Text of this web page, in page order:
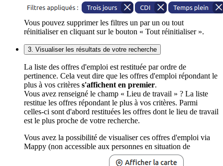
Vous pouvez supprimer les filtres un par un ou tout
réinitialiser en cliquant sur le bouton « Tout réinitialiser ».
3. Visualiser les résultats de votre recherche
La liste des offres d'emploi est restituée par ordre de
pertinence. Cela veut dire que les offres d'emploi répondant le
plus à vos critères s'affichent en premier.
Vous avez renseigné le champ « Lieu de travail » ? La liste
restitue les offres répondant le plus à vos critères. Parmi
celles-ci sont d'abord restituées les offres dont le lieu de travail
est le plus proche de votre recherche.
Vous avez la possibilité de visualiser ces offres d'emploi via
Mappy (non accessible aux personnes en situation de